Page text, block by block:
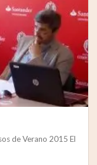
de Verano 2015 El